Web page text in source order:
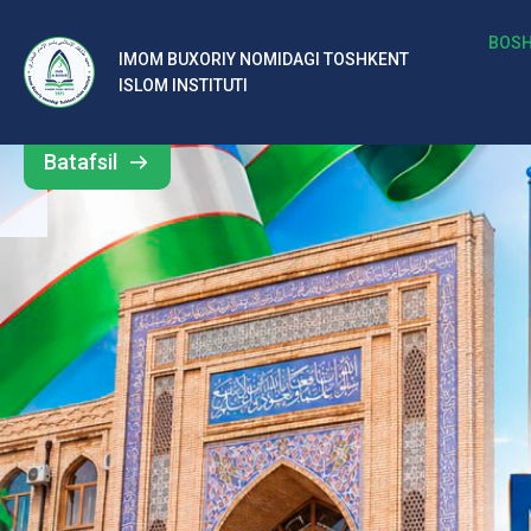
IMOM BUXORIY NOMIDAGI TOSHKENT
ISLOM INSTITUTI
b
al
ar
o‘
rt
a
si
d
Barcha
yangiliklar
Batafsil